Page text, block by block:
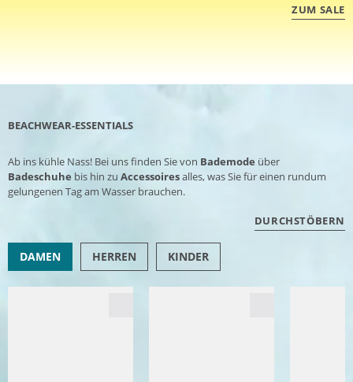
ZUM SALE
BEACHWEAR-ESSENTIALS
Ab ins kühle Nass! Bei uns finden Sie von Bademode über
Badeschuhe bis hin zu Accessoiresalles, was Sie für einen rundum
gelungenen Tag am Wasser brauchen.
DURCHSTÖBERN
DAMEN HERREN KINDER